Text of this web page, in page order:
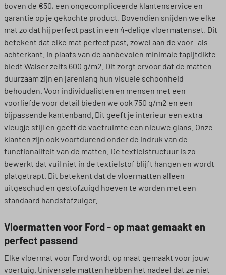
boven de €50, een ongecompliceerde klantenservice en
garantie op je gekochte product. Bovendien snijden we elke
mat zo dat hij perfect past in een 4-delige vloermatenset. Dit
betekent dat elke mat perfect past, zowel aan de voor- als
achterkant. In plaats van de aanbevolen minimale tapijtdikte
biedt Walser zelfs 600 g/m2. Dit zorgt ervoor dat de matten
duurzaam zijn en jarenlang hun visuele schoonheid
behouden. Voor individualisten en mensen met een
voorliefde voor detail bieden we ook 750 g/m2 en een
bijpassende kantenband. Dit geeft je interieur een extra
vleugje stijl en geeft de voetruimte een nieuwe glans. Onze
klanten zijn ook voortdurend onder de indruk van de
functionaliteit van de matten. De textielstructuur is zo
bewerkt dat vuil niet in de textielstof blijft hangen en wordt
platgetrapt. Dit betekent dat de vloermatten alleen
uitgeschud en gestofzuigd hoeven te worden met een
standaard handstofzuiger.
Vloermatten voor Ford - op maat gemaakt en
perfect passend
Elke vloermat voor Ford wordt op maat gemaakt voor jouw
voertuig. Universele matten hebben het nadeel dat ze niet